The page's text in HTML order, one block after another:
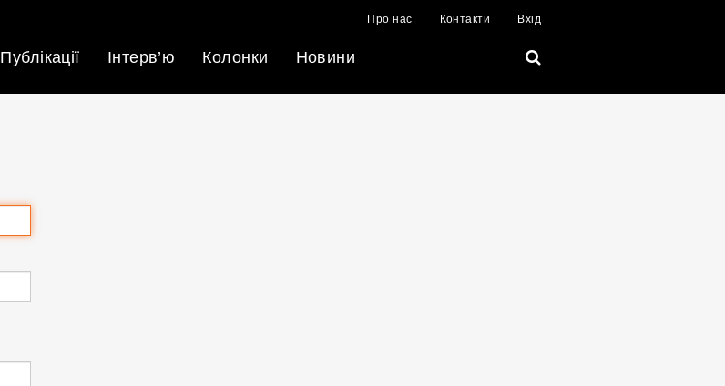
Про нас Контакти Вхід
Публікації Інтерв’ю Колонки Новини